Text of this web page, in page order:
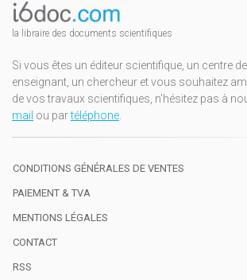
la libraire des documents scientifiques
Si vous êtes un éditeur scientifique, un centre
enseignant, un chercheur et vous souhaitez
de vos travaux scientifiques, n'hésitez pas à
mail ou partéléphone
CONDITIONS GÉNÉRALES DE VENTES
PAIEMENT & TVA
MENTIONS LÉGALES
CONTACT
RSS